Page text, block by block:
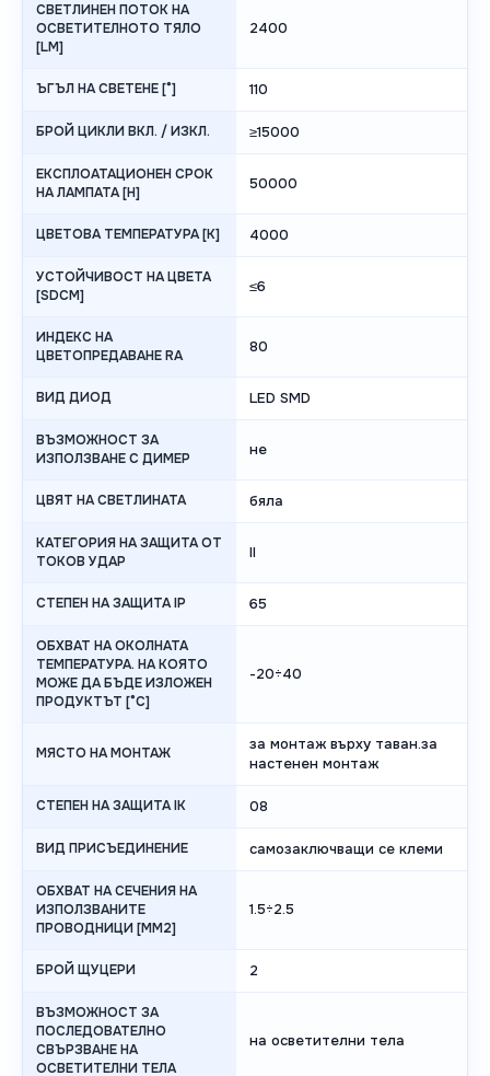
СВЕТЛИНЕН ПОТОК НА
ОСВЕТИТЕЛНОТО ТЯЛО
[LM]
2400
ЪГЪЛ НА СВЕТЕНЕ [°] 110
БРОЙ ЦИКЛИ ВКЛ. / ИЗКЛ. ≥15000
ЕКСПЛОАТАЦИОНЕН СРОК
НА ЛАМПАТА [H]
50000
ЦВЕТОВА ТЕМПЕРАТУРА [K] 4000
УСТОЙЧИВОСТ НА ЦВЕТА
[SDCM]
≤6
ИНДЕКС НА
ЦВЕТОПРЕДАВАНЕ RA
80
ВИД ДИОД LED SMD
ВЪЗМОЖНОСТ ЗА
ИЗПОЛЗВАНЕ С ДИМЕР
не
ЦВЯТ НА СВЕТЛИНАТА бяла
КАТЕГОРИЯ НА ЗАЩИТА ОТ
ТОКОВ УДАР
II
СТЕПЕН НА ЗАЩИТА IP 65
ОБХВАТ НА ОКОЛНАТА
ТЕМПЕРАТУРА. НА КОЯТО
МОЖЕ ДА БЪДЕ ИЗЛОЖЕН
ПРОДУКТЪТ [°C]
-20÷40
МЯСТО НА МОНТАЖ
за монтаж върху таван.за
настенен монтаж
СТЕПЕН НА ЗАЩИТА IK 08
ВИД ПРИСЪЕДИНЕНИЕ самозаключващи се клеми
ОБХВАТ НА СЕЧЕНИЯ НА
ИЗПОЛЗВАНИТЕ
ПРОВОДНИЦИ [MM2]
1.5÷2.5
БРОЙ ЩУЦЕРИ 2
ВЪЗМОЖНОСТ ЗА
ПОСЛЕДОВАТЕЛНО
СВЪРЗВАНЕ НА
ОСВЕТИТЕЛНИ ТЕЛА
на осветителни тела